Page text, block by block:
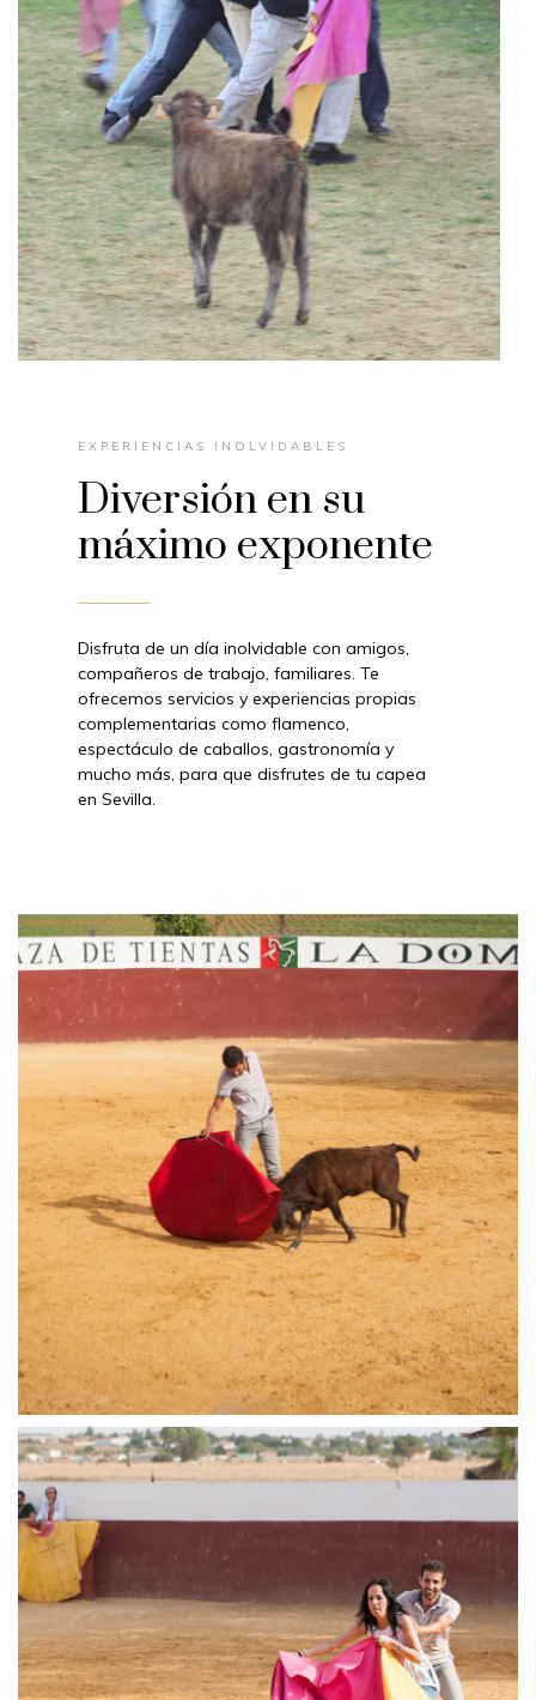
EXPERIENCIAS INOLVIDABLES
Diversión en su
máximo exponente
Disfruta de un día inolvidable con amigos,
compañeros de trabajo, familiares. Te
ofrecemos servicios y experiencias propias
complementarias como flamenco,
espectáculo de caballos, gastronomía y
mucho más, para que disfrutes de tu capea
en Sevilla.